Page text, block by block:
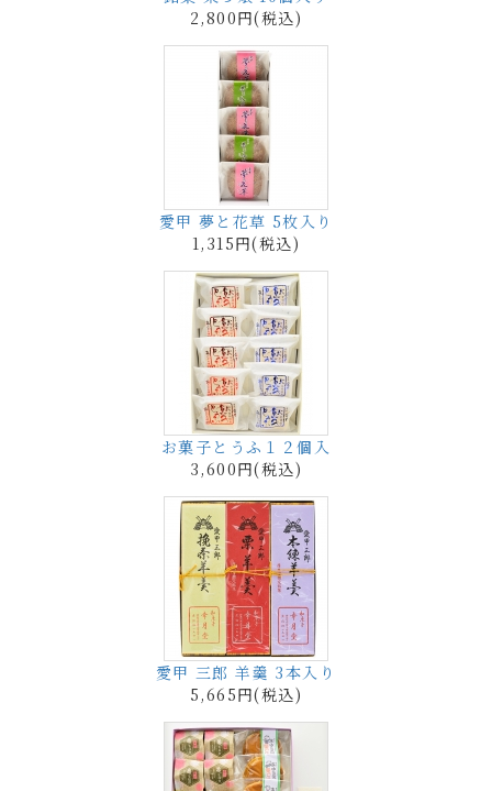
2,800円(税込)
愛甲 夢と花草 5枚入り
1,315円(税込)
お菓子とうふ１２個入
3,600円(税込)
愛甲 三郎 羊羹 3本入り
5,665円(税込)